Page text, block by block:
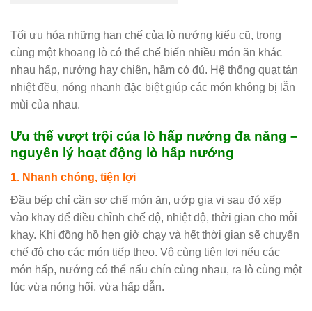
Tối ưu hóa những hạn chế của lò nướng kiểu cũ, trong
cùng một khoang lò có thể chế biến nhiều món ăn khác
nhau hấp, nướng hay chiên, hầm có đủ. Hệ thống quạt tán
nhiệt đều, nóng nhanh đặc biệt giúp các món không bị lẫn
mùi của nhau.
Ưu thế vượt trội của lò hấp nướng đa năng –
nguyên lý hoạt động lò hấp nướng
1. Nhanh chóng, tiện lợi
Đầu bếp chỉ cần sơ chế món ăn, ướp gia vị sau đó xếp
vào khay để điều chỉnh chế độ, nhiệt độ, thời gian cho mỗi
khay. Khi đồng hồ hẹn giờ chạy và hết thời gian sẽ chuyển
chế độ cho các món tiếp theo. Vô cùng tiện lợi nếu các
món hấp, nướng có thể nấu chín cùng nhau, ra lò cùng một
lúc vừa nóng hổi, vừa hấp dẫn.